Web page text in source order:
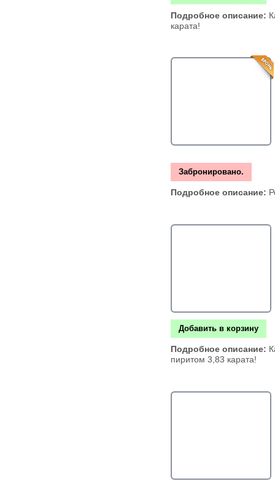
Подробное описание:
карата!
Забронировано.
Подробное описание:
Добавить в корзину
Подробное описание:
пиритом 3,83 карата!